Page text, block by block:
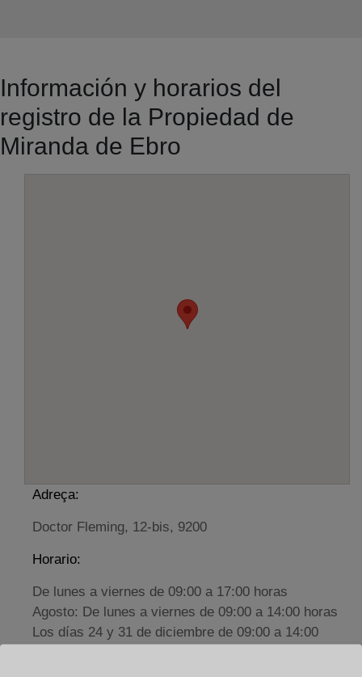
Información y horarios del
registro de la Propiedad de
Miranda de Ebro
Adreça:
Doctor Fleming, 12-bis, 9200
Horario:
De lunes a viernes de 09:00 a 17:00 horas
Agosto: De lunes a viernes de 09:00 a 14:00 horas
Los días 24 y 31 de diciembre de 09:00 a 14:00